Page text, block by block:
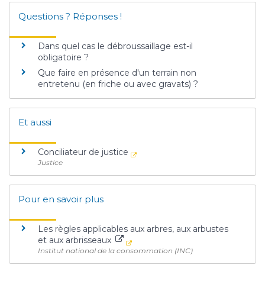
Questions ? Réponses !
Dans quel cas le débroussaillage est-il
obligatoire ?
Que faire en présence d'un terrain non
entretenu (en friche ou avec gravats) ?
Et aussi
Conciliateur de justice
Justice
Pour en savoir plus
Les règles applicables aux arbres, aux arbustes
et aux arbrisseaux
Institut national de la consommation (INC)